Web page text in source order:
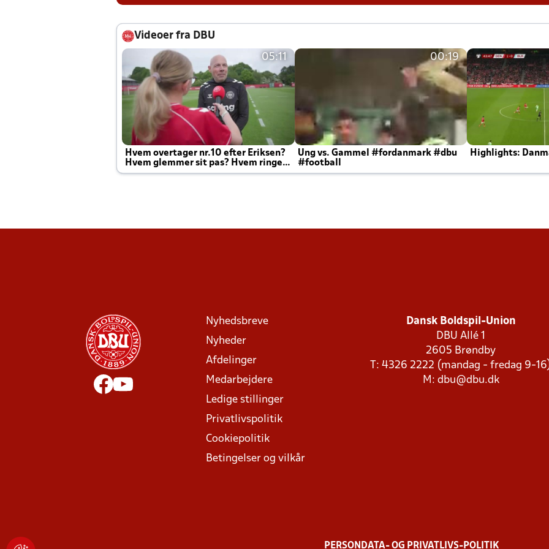
Videoer fra DBU
05:11
Hvem overtager nr.10 efter Eriksen?
Hvem glemmer sit pas? Hvem ringer
Joachim altid til efter kampe?
00:19
Ung vs. Gammel #fordanmark #dbu
#football
Highlights:
Nyhedsbreve
Nyheder
Afdelinger
Medarbejdere
Ledige stillinger
Privatlivspolitik
Cookiepolitik
Betingelser og vilkår
Dansk Boldspil-Union
DBU Allé 1
2605 Brøndby
T: 4326 2222 (mandag - fredag 9-
M: dbu@dbu.dk
PERSONDATA- OG PRIVATLIVS-POLITIK